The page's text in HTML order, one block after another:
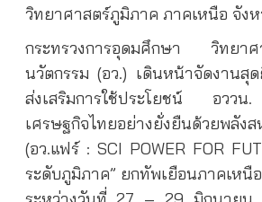
วิทยาศาสตร์ภูมิภาค ภาคเหนือ จังห
กระทรวงการอุดมศึกษา วิทยา
นวัตกรรม (อว.) เดินหน้าจัดงานสุ
ส่งเสริมการใช้ประโยชน์ อวว
เศรษฐกิจไทยอย่างยั่งยืนด้วยพลัง
(อว.แฟร์ : SCI POWER FOR
ระดับภูมิภาค” ยกทัพเยือนภาคเหนื